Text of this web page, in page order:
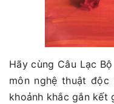
Hãy cùng Câu Lạc
môn nghệ thuật
khoảnh khắc gắn kết